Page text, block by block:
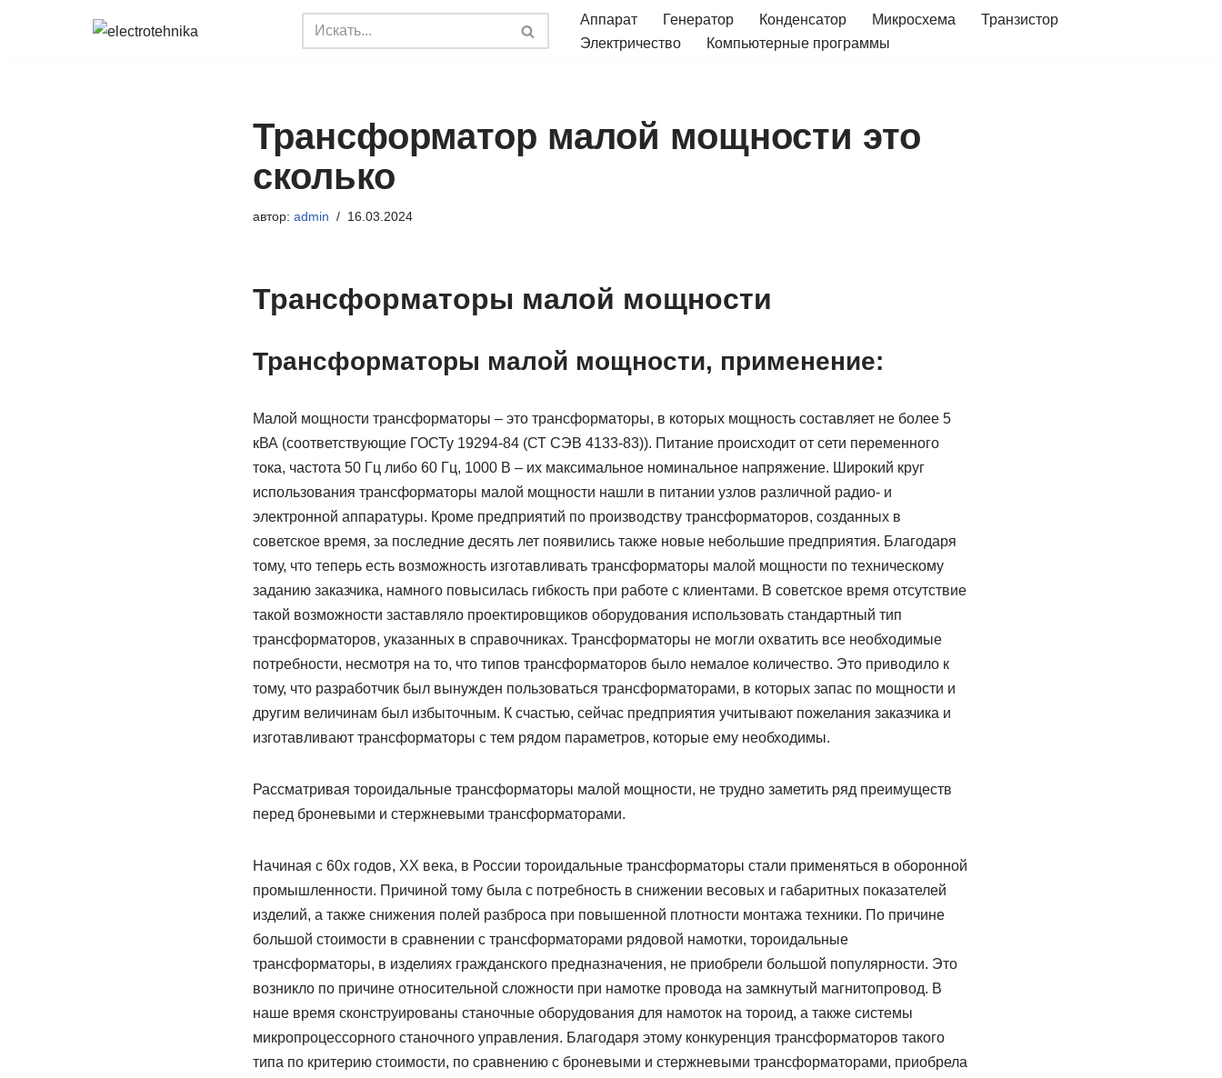
Аппарат Генератор Конденсатор Микросхема
Транзистор
Электричество
Компьютерные программы
Трансформатор малой мощности это
сколько
автор: admin 16.03.2024
Трансформаторы малой мощности
Трансформаторы малой мощности, применение:
Малой мощности трансформаторы – это трансформаторы, в которых мощность составляет не более 5
кВА (соответствующие ГОСТу 19294-84 (СТ СЭВ 4133-83)). Питание происходит от сети переменного
тока, частота 50 Гц либо 60 Гц, 1000 В – их максимальное номинальное напряжение. Широкий круг
использования трансформаторы малой мощности нашли в питании узлов различной радио- и
электронной аппаратуры. Кроме предприятий по производству трансформаторов, созданных в
советское время, за последние десять лет появились также новые небольшие предприятия. Благодаря
тому, что теперь есть возможность изготавливать трансформаторы малой мощности по техническому
заданию заказчика, намного повысилась гибкость при работе с клиентами. В советское время отсутствие
такой возможности заставляло проектировщиков оборудования использовать стандартный тип
трансформаторов, указанных в справочниках. Трансформаторы не могли охватить все необходимые
потребности, несмотря на то, что типов трансформаторов было немалое количество. Это приводило к
тому, что разработчик был вынужден пользоваться трансформаторами, в которых запас по мощности и
другим величинам был избыточным. К счастью, сейчас предприятия учитывают пожелания заказчика и
изготавливают трансформаторы с тем рядом параметров, которые ему необходимы.
Рассматривая тороидальные трансформаторы малой мощности, не трудно заметить ряд преимуществ
перед броневыми и стержневыми трансформаторами.
Начиная с 60х годов, XX века, в России тороидальные трансформаторы стали применяться в оборонной
промышленности. Причиной тому была с потребность в снижении весовых и габаритных показателей
изделий, а также снижения полей разброса при повышенной плотности монтажа техники. По причине
большой стоимости в сравнении с трансформаторами рядовой намотки, тороидальные
трансформаторы, в изделиях гражданского предназначения, не приобрели большой популярности. Это
возникло по причине относительной сложности при намотке провода на замкнутый магнитопровод. В
наше время сконструированы станочные оборудования для намоток на тороид, а также системы
микропроцессорного станочного управления. Благодаря этому конкуренция трансформаторов такого
типа по критерию стоимости, по сравнению с броневыми и стержневыми трансформаторами, приобрела